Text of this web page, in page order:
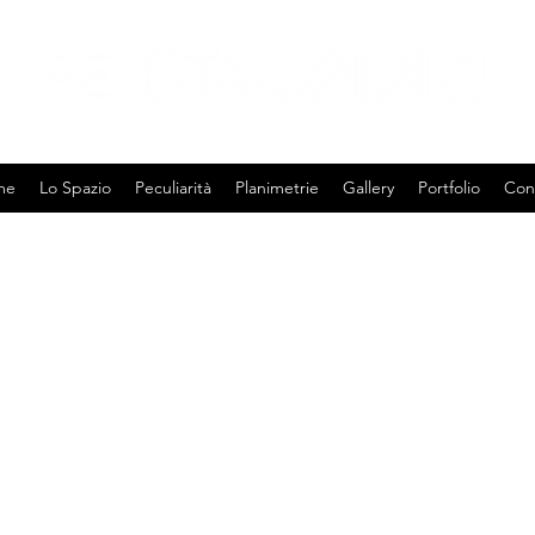
Lo Spazio Peculiarità Planimetrie Gallery Portfolio